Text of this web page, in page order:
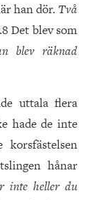
han dör. Två
.8 Det blev som
blev räknad
uttala flera
hade de inte
hånar
inte heller du